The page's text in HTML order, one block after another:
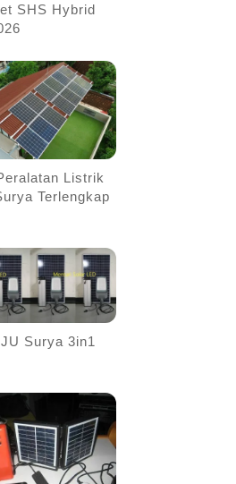
SHS Hybrid
Listrik
Terlengkap
Surya 3in1